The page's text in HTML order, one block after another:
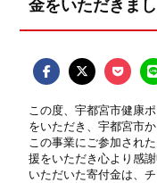
金をいただきまし
この度、宇都宮市健康
をいただき、宇都宮市
この事業にご参加され
援をいただき心より感謝
いただいた寄付金は、